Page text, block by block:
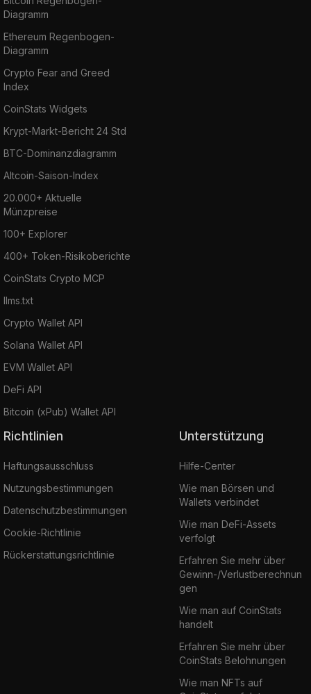
Diagramm
Ethereum Regenbogen-
Diagramm
Crypto Fear and Greed
Index
CoinStats Widgets
Krypt-Markt-Bericht 24 Std
BTC-Dominanzdiagramm
Altcoin-Saison-Index
20.000+ Aktuelle
Münzpreise
100+ Explorer
400+ Token-Risikoberichte
CoinStats Crypto MCP
llms.txt
Crypto Wallet API
Solana Wallet API
EVM Wallet API
DeFi API
Bitcoin (xPub) Wallet API
Richtlinien
Haftungsausschluss
Nutzungsbestimmungen
Datenschutzbestimmungen
Cookie-Richtlinie
Rückerstattungsrichtlinie
Unterstützung
Hilfe-Center
Wie man Börsen und
Wallets verbindet
Wie man DeFi-Assets
verfolgt
Erfahren Sie mehr über
Gewinn-/Verlustberechnun
gen
Wie man auf CoinStats
handelt
Erfahren Sie mehr über
CoinStats Belohnungen
Wie man NFTs auf